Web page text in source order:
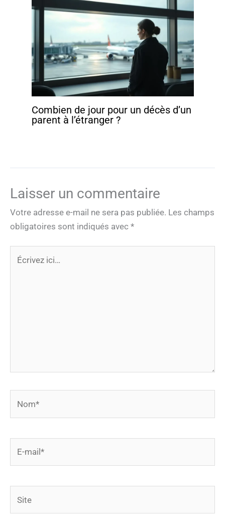
Combien de jour pour un décès d’un
parent à l’étranger ?
Laisser un commentaire
Votre adresse e-mail ne sera pas publiée. Les champs
obligatoires sont indiqués avec *